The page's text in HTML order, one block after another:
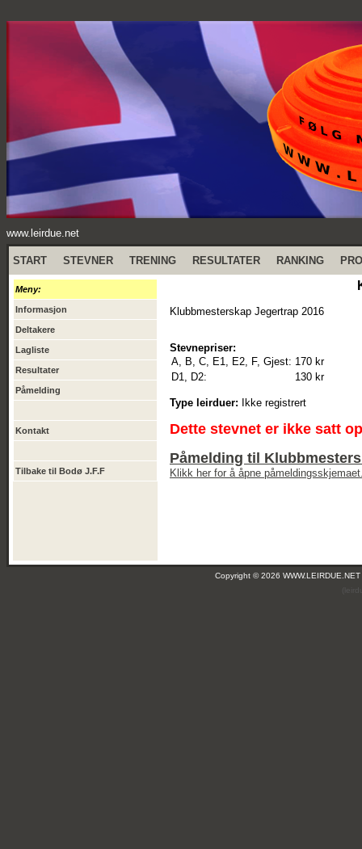
www.leirdue.net
START STEVNER TRENING RESULTATER RANKING
Meny:
Informasjon
Deltakere
Lagliste
Resultater
Påmelding
Kontakt
Tilbake til Bodø J.F.F
Klubbmesterskap Jegertrap 2016
Stevnepriser:
A, B, C, E1, E2, F, Gjest: 170 kr
D1, D2:
130 kr
Type leirduer: Ikke registrert
Dette stevnet er ikke satt
Påmelding til
Klikk her for å åpne
Copyright © 2026